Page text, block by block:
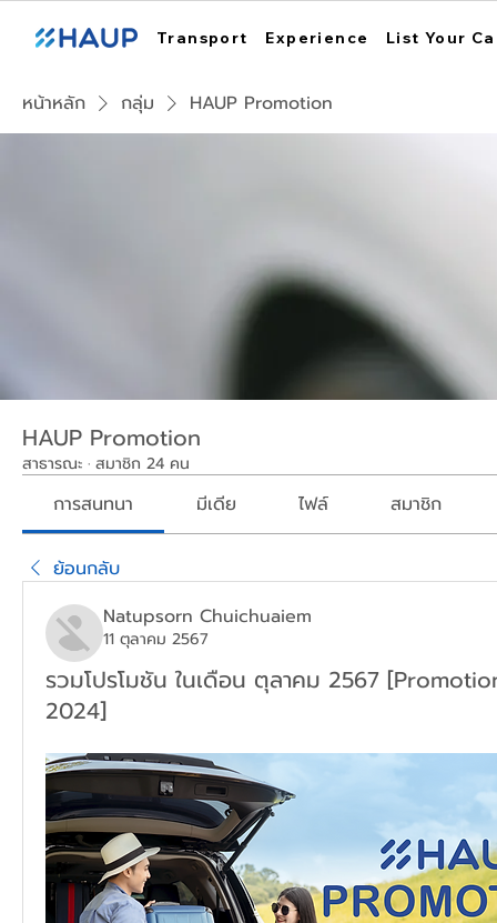
Transport Experience List Your
หน้าหลัก กลุ่ม HAUP Promotion
HAUP Promotion
สาธารณะ · สมาชิก 24 คน
การสนทนา มีเดีย ไฟล์ สมาชิก
ย้อนกลับ
Natupsorn Chuichuaiem
11 ตุลาคม 2567
รวมโปรโมชัน ในเดือน ตุลาคม 2567
2024]